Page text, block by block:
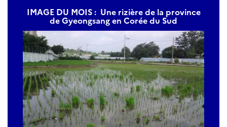
IMAGE DU MOIS : Une rizière de la province
de Gyeongsang en Corée du Sud